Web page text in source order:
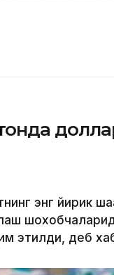
энг йирик
этилди, деб